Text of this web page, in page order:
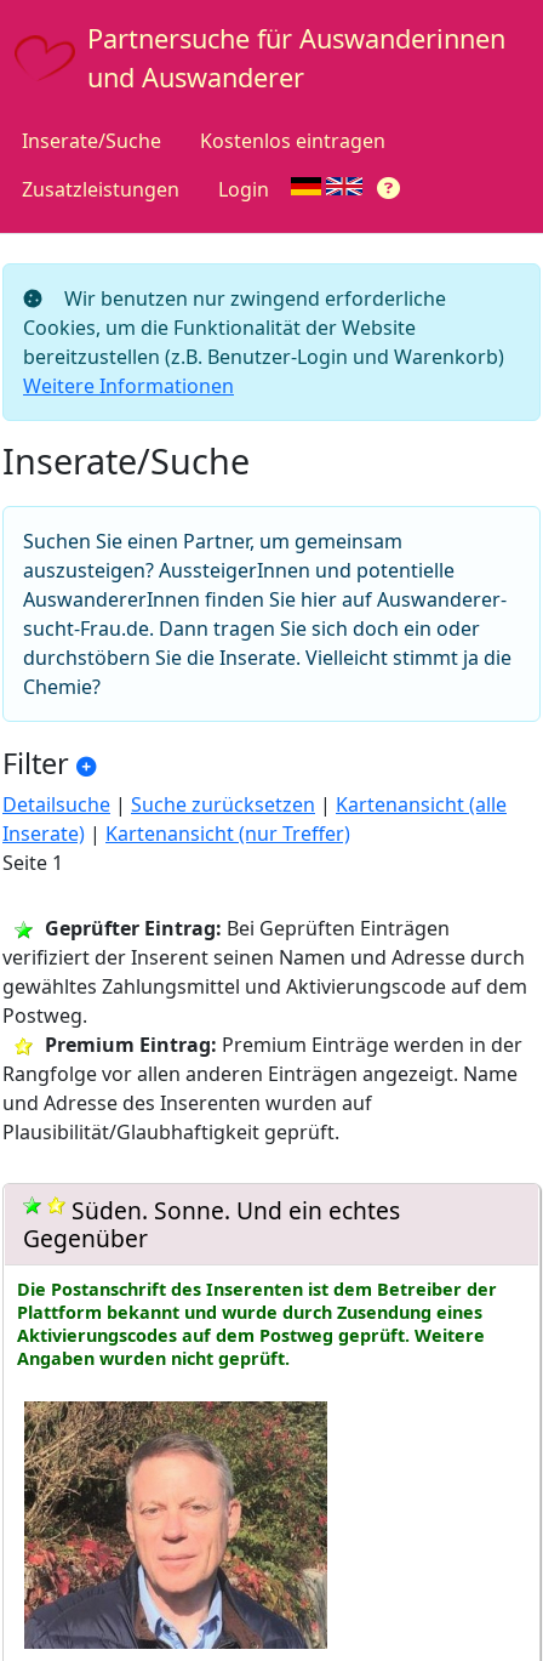
Partnersuche für Auswanderinnen
und Auswanderer
Inserate/Suche
Kostenlos eintragen
Zusatzleistungen
Login
Wir benutzen nur zwingend erforderliche
Cookies, um die Funktionalität der Website
bereitzustellen (z.B. Benutzer-Login und Warenkorb)
Weitere Informationen
Inserate/Suche
Suchen Sie einen Partner, um gemeinsam
auszusteigen? AussteigerInnen und potentielle
AuswandererInnen finden Sie hier auf Auswanderer-
sucht-Frau.de. Dann tragen Sie sich doch ein oder
durchstöbern Sie die Inserate. Vielleicht stimmt ja die
Chemie?
Filter
Detailsuche | Suche zurücksetzen | Kartenansicht (alle
Inserate) | Kartenansicht (nur Treffer)
Seite 1
Geprüfter Eintrag: Bei Geprüften Einträgen
verifiziert der Inserent seinen Namen und Adresse durch
gewähltes Zahlungsmittel und Aktivierungscode auf dem
Postweg.
Premium Eintrag: Premium Einträge werden in der
Rangfolge vor allen anderen Einträgen angezeigt. Name
und Adresse des Inserenten wurden auf
Plausibilität/Glaubhaftigkeit geprüft.
Süden. Sonne. Und ein echtes
Gegenüber
Die Postanschrift des Inserenten ist dem Betreiber der
Plattform bekannt und wurde durch Zusendung eines
Aktivierungscodes auf dem Postweg geprüft. Weitere
Angaben wurden nicht geprüft.